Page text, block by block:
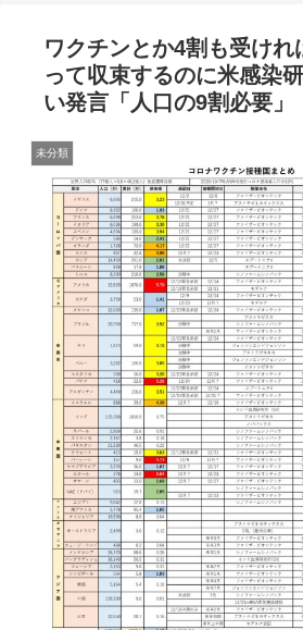
ワクチンとか4割も受けれ
って収束するのに米感染
い発言「人口の9割必要」
未分類